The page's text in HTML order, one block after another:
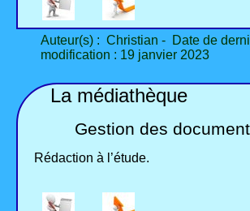
Auteur(s) : Christian - Date de
modification : 19 janvier 2023
La médiathèque
Gestion des
Rédaction à l’étude.